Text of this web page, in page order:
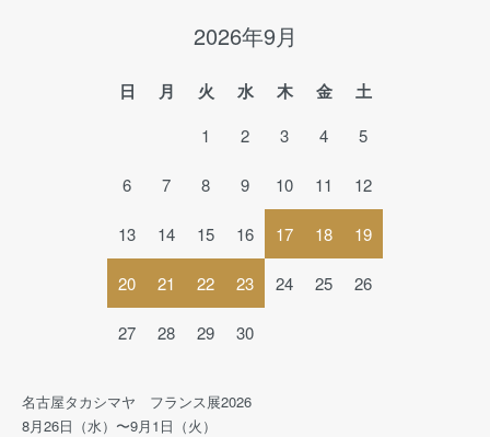
2026年9月
日 月 火 水 木 金 土
1 2 3 4 5
6 7 8 9 10 11 12
13 14 15 16 17 18 19
20 21 22 23 24 25 26
27 28 29 30
名古屋タカシマヤ フランス展2026
8月26日（水）〜9月1日（火）